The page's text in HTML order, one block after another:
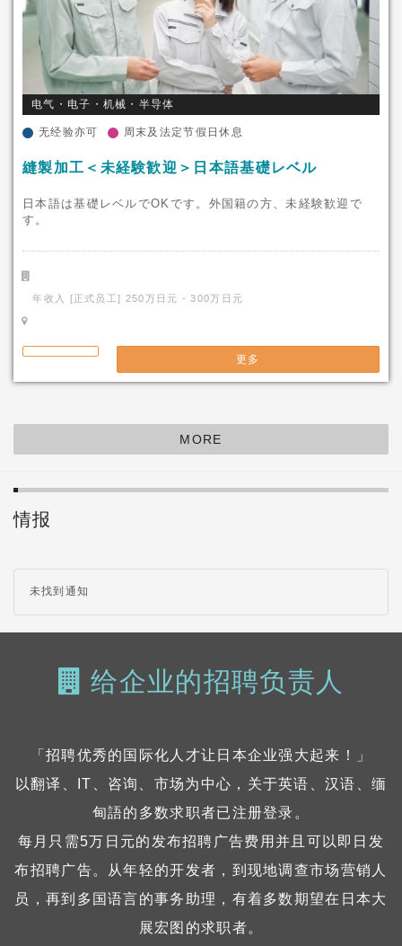
电气・电子・机械・半导体
无经验亦可 周末及法定节假日休息
縫製加工＜未経験歓迎＞日本語基礎レベル
日本語は基礎レベルでOKです。外国籍の方、未経験歓迎で
す。
年收入 [正式员工] 250万日元 - 300万日元
更多
MORE
情报
未找到通知
给企业的招聘负责人
「招聘优秀的国际化人才让日本企业强大起来！」
以翻译、IT、咨询、市场为中心，关于英语、汉语、缅
甸語的多数求职者已注册登录。
每月只需5万日元的发布招聘广告费用并且可以即日发
布招聘广告。从年轻的开发者，到现地调查市场营销人
员，再到多国语言的事务助理，有着多数期望在日本大
展宏图的求职者。